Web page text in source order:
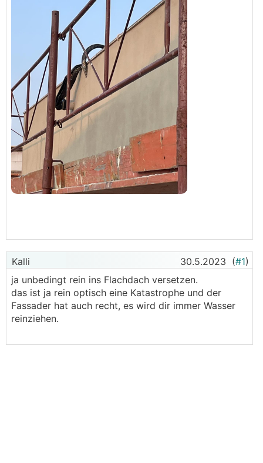
Kalli 30.5.2023 (#1)
ja unbedingt rein ins Flachdach versetzen.
das ist ja rein optisch eine Katastrophe und der
Fassader hat auch recht, es wird dir immer Wasser
reinziehen.